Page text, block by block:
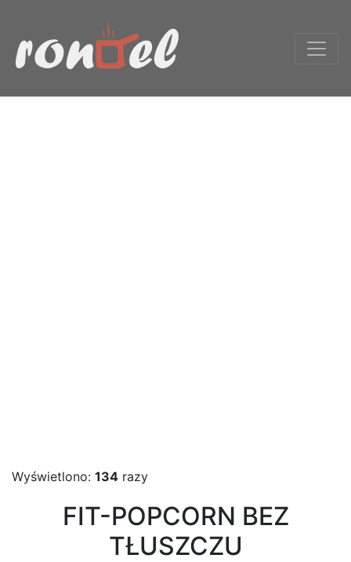
Wyświetlono: 134 razy
FIT-POPCORN BEZ
TŁUSZCZU